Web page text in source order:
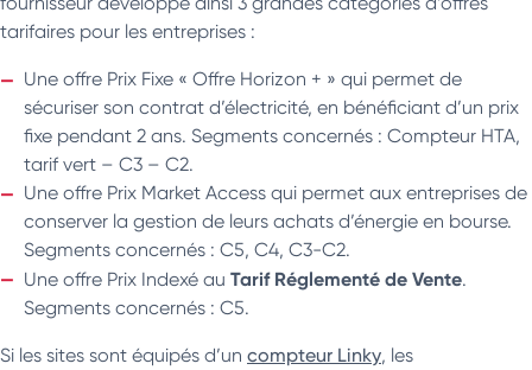
tarifaires pour les entreprises :
Une offre Prix Fixe « Offre Horizon + » qui permet de
sécuriser son contrat d’électricité, en bénéficiant d’un prix
fixe pendant 2 ans. Segments concernés : Compteur HTA,
tarif vert – C3 – C2.
Une offre Prix Market Access qui permet aux entreprises de
conserver la gestion de leurs achats d’énergie en bourse.
Segments concernés : C5, C4, C3-C2.
Une offre Prix Indexé au Tarif Réglementé de Vente.
Segments concernés : C5.
Si les sites sont équipés d’un compteur Linky, les